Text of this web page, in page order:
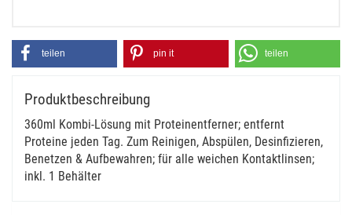
teilen pin it teilen
Produktbeschreibung
360ml Kombi-Lösung mit Proteinentferner; entfernt
Proteine jeden Tag. Zum Reinigen, Abspülen, Desinfizieren,
Benetzen & Aufbewahren; für alle weichen Kontaktlinsen;
inkl. 1 Behälter